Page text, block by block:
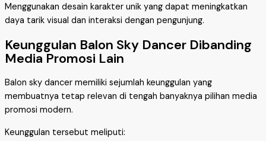
Menggunakan desain karakter unik yang dapat meningkatkan
daya tarik visual dan interaksi dengan pengunjung.
Keunggulan Balon Sky Dancer Dibanding
Media Promosi Lain
Balon sky dancer memiliki sejumlah keunggulan yang
membuatnya tetap relevan di tengah banyaknya pilihan media
promosi modern.
Keunggulan tersebut meliputi: